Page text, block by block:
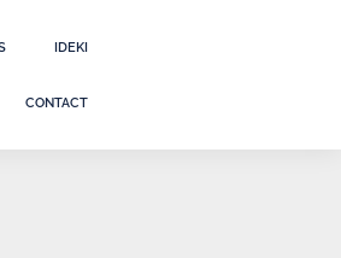
IDEKI
CONTACT